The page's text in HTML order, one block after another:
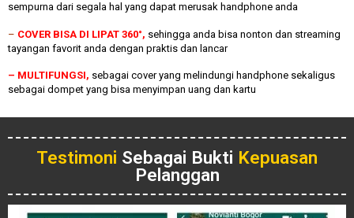
sempurna dari segala hal yang dapat merusak handphone anda
– COVER BISA DI LIPAT 360°, sehingga anda bisa nonton dan streaming
tayangan favorit anda dengan praktis dan lancar
– MULTIFUNGSI, sebagai cover yang melindungi handphone sekaligus
sebagai dompet yang bisa menyimpan uang dan kartu
Testimoni Sebagai Bukti Kepuasan
Pelanggan